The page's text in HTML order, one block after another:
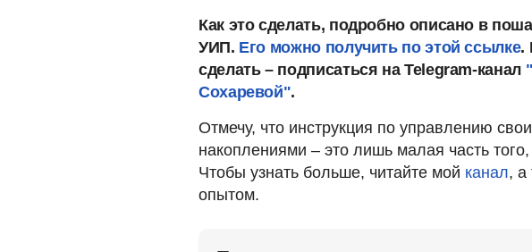
Как это сделать, подробно описано в
УИП. Его можно получить по этой ссылке.
сделать – подписаться на Telegram-канал
Сохаревой".
Отмечу, что инструкция по управлению
накоплениями – это лишь малая часть
Чтобы узнать больше, читайте мой канал, а
опытом.